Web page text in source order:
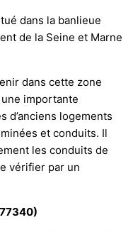
dans la banlieue
de la Seine et Marne
dans cette zone
importante
d’anciens logements
et conduits. Il
les conduits de
vérifier par un